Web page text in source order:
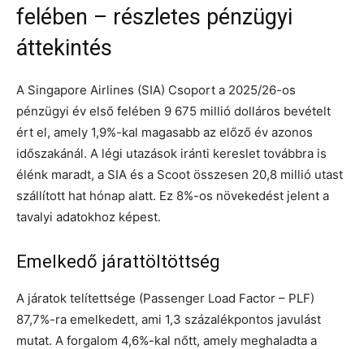
felében – részletes pénzügyi
áttekintés
A Singapore Airlines (SIA) Csoport a 2025/26-os
pénzügyi év első felében 9 675 millió dolláros bevételt
ért el, amely 1,9%-kal magasabb az előző év azonos
időszakánál. A légi utazások iránti kereslet továbbra is
élénk maradt, a SIA és a Scoot összesen 20,8 millió utast
szállított hat hónap alatt. Ez 8%-os növekedést jelent a
tavalyi adatokhoz képest.
Emelkedő járattöltöttség
A járatok telítettsége (Passenger Load Factor – PLF)
87,7%-ra emelkedett, ami 1,3 százalékpontos javulást
mutat. A forgalom 4,6%-kal nőtt, amely meghaladta a